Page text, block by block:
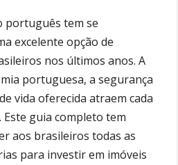
português tem se
excelente opção de
nos últimos anos. A
portuguesa, a segurança
vida oferecida atraem cada
guia completo tem
aos brasileiros todas as
para investir em imóveis